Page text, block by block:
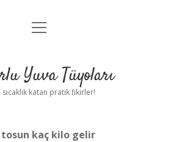
Anasayfa
Yasal Uyarı
menüyü
Yuva Tüyoları
sıcaklık katan pratik fikirler!
kaç kilo gelir